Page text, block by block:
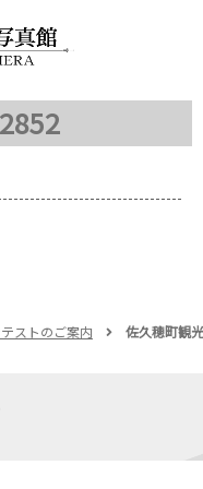
2852
ストのご案内 佐久穂町観